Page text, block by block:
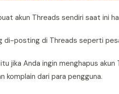
akun Threads sendiri saat ini
di-posting di Threads seperti
jika Anda ingin menghapus
komplain dari para pengguna.